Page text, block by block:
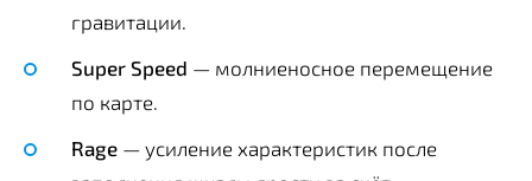
гравитации.
Super Speed — молниеносное перемещение
по карте.
Rage — усиление характеристик после